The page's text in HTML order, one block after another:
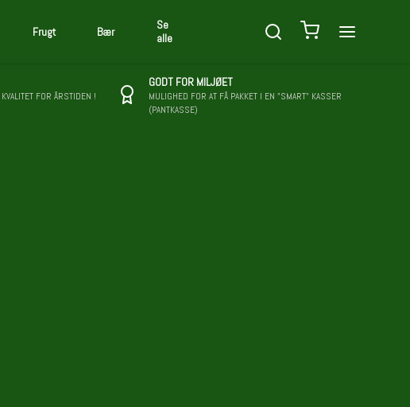
Frugt Bær
Se
alle
FOR ÅRSTIDEN !
GODT FOR MILJØET
MULIGHED FOR AT FÅ PAKKET I EN "SMART" KASSER
(PANTKASSE)